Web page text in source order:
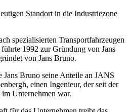
Standort in die Industriezone
spezialisierten Transportfahrzeugen
1992 zur Gründung von Jans
von Jans Bruno.
Bruno seine Anteile an JANS
einen Ingenieur, der seit der
Unternehmen war.